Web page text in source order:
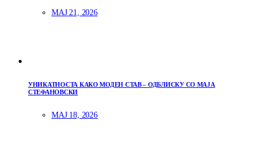
МАЈ 21, 2026
УНИКАТНОСТА КАКО МОДЕН СТАВ – ОДБЛИСКУ СО МАЈА
СТЕФАНОВСКИ
МАЈ 18, 2026